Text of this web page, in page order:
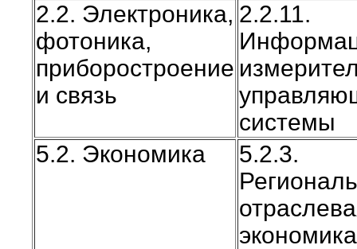
2.2. Электроника,
фотоника,
приборостроение
и связь
2.2.11.
системы
5.2. Экономика
5.2.3.
экономика